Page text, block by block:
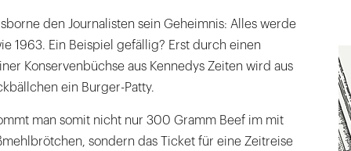
den Journalisten sein Geheimnis: Alles werde
1963. Ein Beispiel gefällig? Erst durch einen
Konservenbüchse aus Kennedys Zeiten wird aus
ein Burger-Patty.
man somit nicht nur 300 Gramm Beef im mit
sondern das Ticket für eine Zeitreise